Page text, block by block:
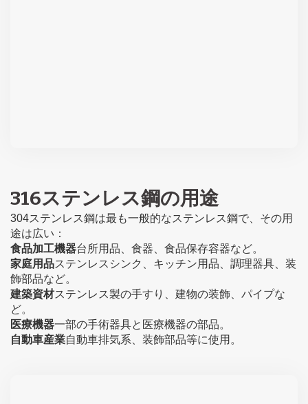
316ステンレス鋼の用途
304ステンレス鋼は最も一般的なステンレス鋼で、その用
途は広い：
食品加工機器台所用品、食器、食品保存容器など。
家庭用品ステンレスシンク、キッチン用品、調理器具、装
飾部品など。
建築資材ステンレス製の手すり、建物の装飾、パイプな
ど。
医療機器一部の手術器具と医療機器の部品。
自動車産業自動車排気系、装飾部品等に使用。